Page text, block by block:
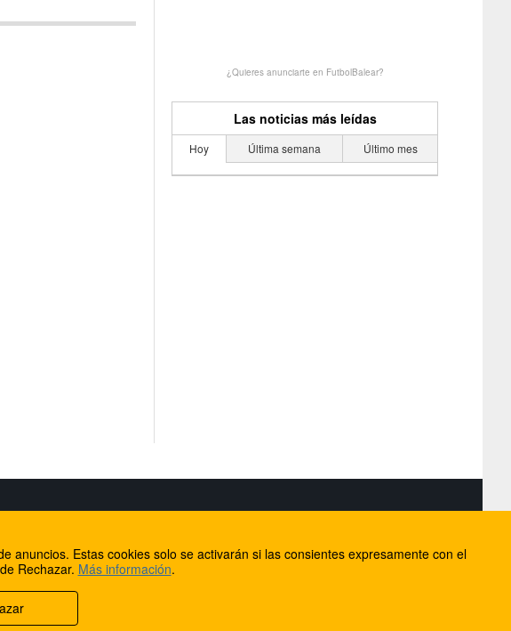
¿Quieres anunciarte en FutbolBalear?
Las noticias más leídas
Hoy Última semana Último mes
Internet Rural Mallorca
Registro de dominios
anuncios. Estas cookies solo se activarán si las consientes expresamente con el
Rechazar. Más información.